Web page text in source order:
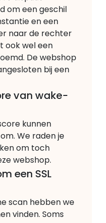
om een geschil
en een
naar de rechter
ook wel een
De webshop
bij een
van wake-
kunnen
We raden je
om toch
webshop.
een SSL
scan hebben we
vinden. Soms